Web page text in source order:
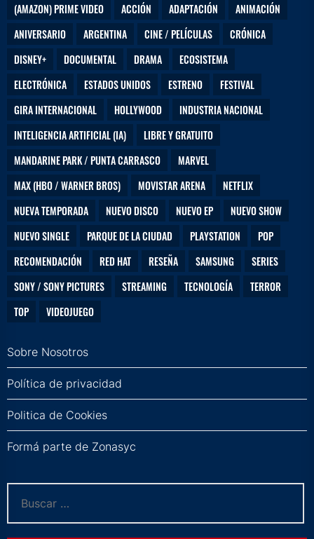
(AMAZON) PRIME VIDEO ACCIÓN ADAPTACIÓN
ANIMACIÓN
ANIVERSARIO
ARGENTINA CINE / PELÍCULAS
CRÓNICA
DISNEY+
DOCUMENTAL DRAMA
ECOSISTEMA
ELECTRÓNICA
ESTADOS UNIDOS ESTRENO
FESTIVAL
GIRA INTERNACIONAL
HOLLYWOOD
INDUSTRIA NACIONAL
INTELIGENCIA ARTIFICIAL (IA)
LIBRE Y GRATUITO
MANDARINE PARK / PUNTA CARRASCO
MARVEL
MAX (HBO / WARNER BROS)
MOVISTAR ARENA
NETFLIX
NUEVA TEMPORADA
NUEVO DISCO NUEVO EP
NUEVO SHOW
NUEVO SINGLE
PARQUE DE LA CIUDAD PLAYSTATION
POP
RECOMENDACIÓN
RED HAT RESEÑA SAMSUNG
SERIES
SONY / SONY PICTURES
STREAMING TECNOLOGÍA
TERROR
TOP
VIDEOJUEGO
Sobre Nosotros
Política de privacidad
Politica de Cookies
Formá parte de Zonasyc